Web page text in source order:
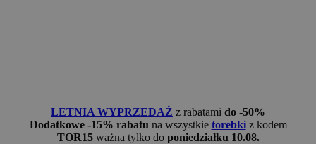
LETNIA WYPRZEDAŻ z rabatami do -50%
Dodatkowe -15% rabatu na wszystkie torebkiz kodem
TOR15 ważna tylko do poniedziałku 10.08.